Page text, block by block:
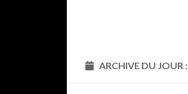
ARCHIVE DU JOUR :